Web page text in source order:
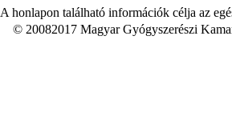
A honlapon található információk célja az
© 20082017 Magyar Gyógyszerészi